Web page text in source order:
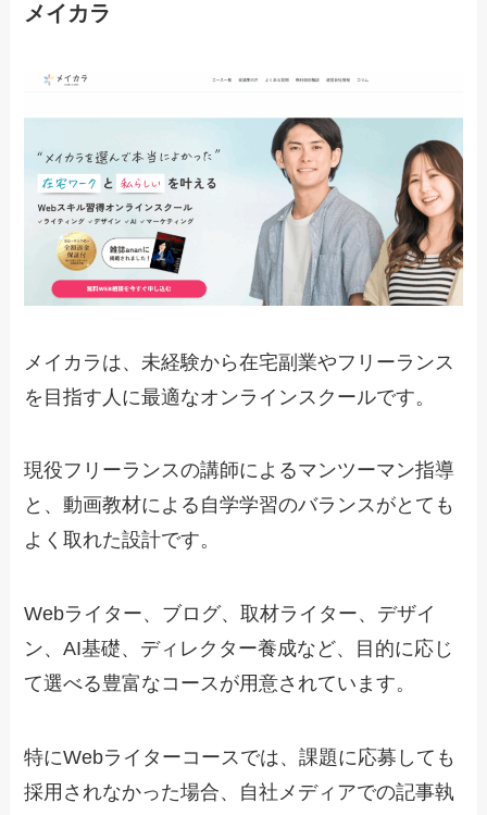
メイカラ
メイカラは、未経験から在宅副業やフリーランス
を目指す人に最適なオンラインスクールです。
現役フリーランスの講師によるマンツーマン指導
と、動画教材による自学学習のバランスがとても
よく取れた設計です。
Webライター、ブログ、取材ライター、デザイ
ン、AI基礎、ディレクター養成など、目的に応じ
て選べる豊富なコースが用意されています。
特にWebライターコースでは、課題に応募しても
採用されなかった場合、自社メディアでの記事執